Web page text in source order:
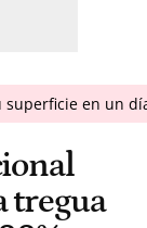
en un
tregua